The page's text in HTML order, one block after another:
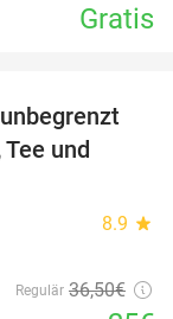
Gratis
32%
und
8.9 star
Regulär 36,50€